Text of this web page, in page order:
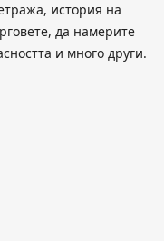
история на
да намерите
и много други.